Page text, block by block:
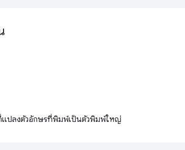
แปลงตัวอักษรที่พิมพ์เป็นตัวพิมพ์ใหญ่